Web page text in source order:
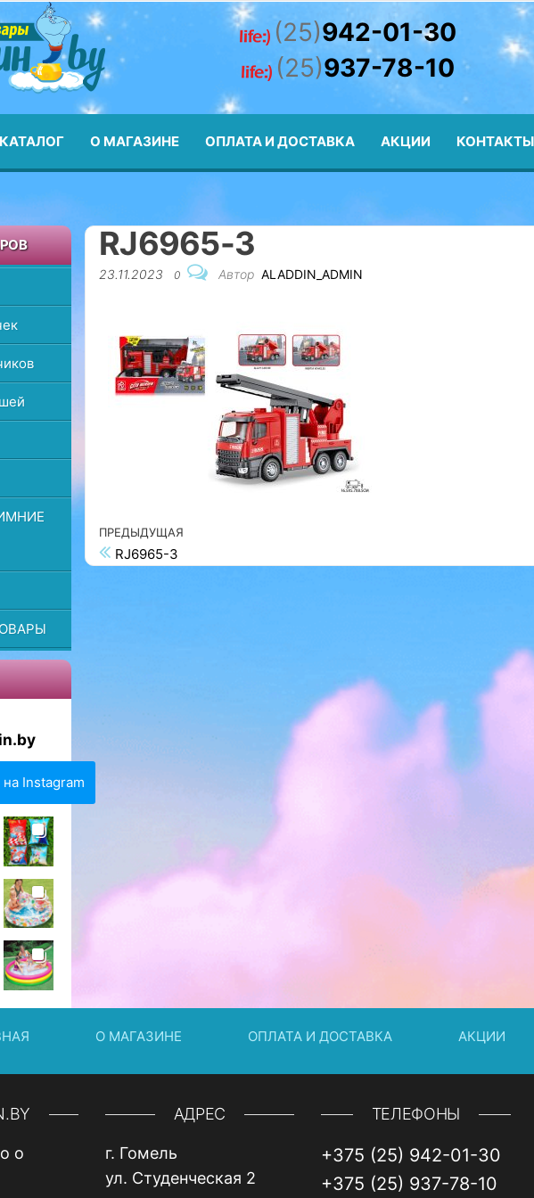
Aladdin.by (25)942-01-30
(25)937-78-10
КАТАЛОГ О МАГАЗИНЕ ОПЛАТА И ДОСТАВКА АКЦИИ КОНТАКТЫ
RJ6965-3
23.11.2023 0 Автор ALADDIN_ADMIN
Навигация по записям
Предыдущая запись
ПРЕДЫДУЩАЯ
RJ6965-3
Instagram
О МАГАЗИНЕ ОПЛАТА И ДОСТАВКА АКЦИИ
ТЕЛЕФОНЫ
+375 (25) 942-01-30
+375 (25) 937-78-10
АДРЕС
г. Гомель
ул. Студенческая 2
о